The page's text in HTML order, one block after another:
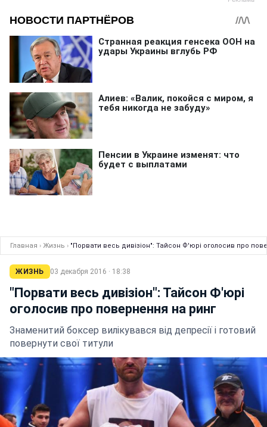
Главная › Жизнь › "Порвати весь дивізіон": Тайсон Ф'юрі оголосив про
ЖИЗНЬ 03 декабря 2016 · 18:38
"Порвати весь дивізіон": Тайсон Ф'юрі
оголосив про повернення на ринг
Знаменитий боксер вилікувався від депресії і готовий
повернути свої титули